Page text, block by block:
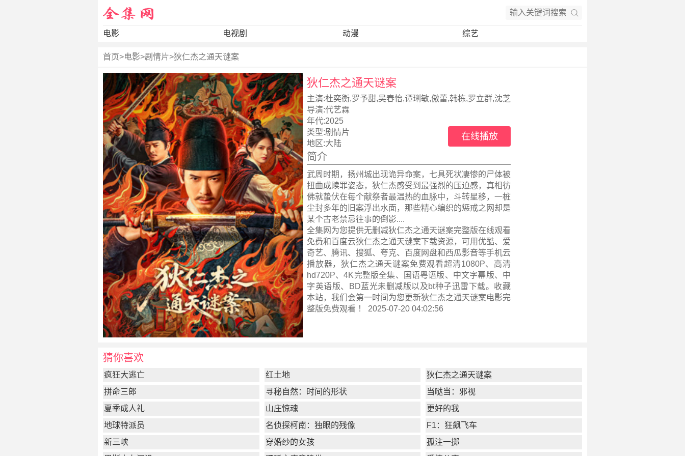
电影 电视剧 动漫 综艺
首页>电影>剧情片>狄仁杰之通天谜案
狄仁杰之通天谜案
主演:杜奕衡,罗予甜,吴春怡,谭琍敏,傲蕾,韩栋,罗立群,沈芝
弈,
导演:代艺霖
年代:2025
类型:剧情片
地区:大陆
在线播放
简介
武周时期，扬州城出现诡异命案，七具死状凄惨的尸体被
扭曲成赎罪姿态，狄仁杰感受到最强烈的压迫感，真相彷
佛就蛰伏在每个献祭者最温热的血脉中，斗转星移，一桩
尘封多年的旧案浮出水面，那些精心编织的惩戒之网却是
某个古老禁忌往事的倒影....
全集网为您提供无删减狄仁杰之通天谜案完整版在线观看
免费和百度云狄仁杰之通天谜案下载资源，可用优酷、爱
奇艺、腾讯、搜狐、夸克、百度网盘和西瓜影音等手机云
播放器，狄仁杰之通天谜案免费观看超清1080P、高清
hd720P、4K完整版全集、国语粤语版、中文字幕版、中
字英语版、BD蓝光未删减版以及bt种子迅雷下载。收藏
本站，我们会第一时间为您更新狄仁杰之通天谜案电影完
整版免费观看 ！ 2025-07-20 04:02:56
猜你喜欢
疯狂大逃亡 红土地
狄仁杰之通天谜案
拼命三郎
寻秘自然：时间的形状
当哒当：邪视
夏季成人礼
山庄惊魂
更好的我
地球特派员
名侦探柯南：独眼的残像
F1：狂飙飞车
新三峡
穿婚纱的女孩
孤注一掷